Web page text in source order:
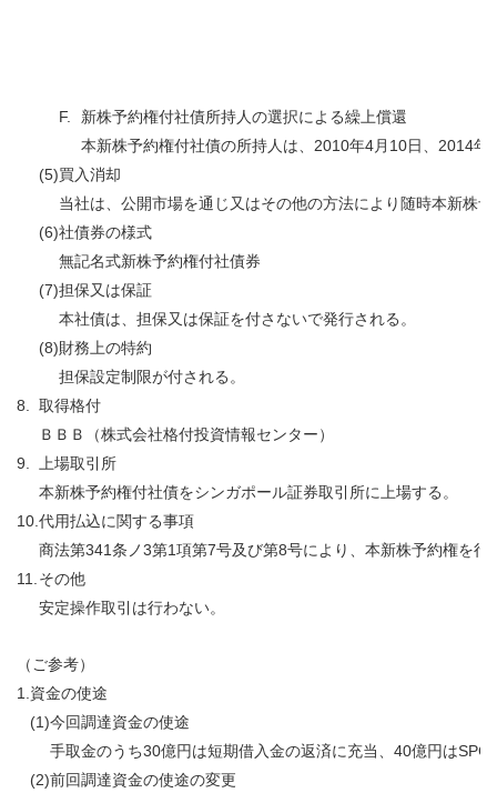
F.
新株予約権付社債所持人の選択による繰上償還
本新株予約権付社債の所持人は、2010年4月10日、2014
(5)買入消却
当社は、公開市場を通じ又はその他の方法により随時本新株
(6)社債券の様式
無記名式新株予約権付社債券
(7)担保又は保証
本社債は、担保又は保証を付さないで発行される。
(8)財務上の特約
担保設定制限が付される。
8.
取得格付
ＢＢＢ（株式会社格付投資情報センター）
9.
上場取引所
本新株予約権付社債をシンガポール証券取引所に上場する。
10. 代用払込に関する事項
商法第341条ノ3第1項第7号及び第8号により、本新株予約権を
11. その他
安定操作取引は行わない。
（ご参考）
1. 資金の使途
(1)今回調達資金の使途
手取金のうち30億円は短期借入金の返済に充当、40億円は
(2)前回調達資金の使途の変更